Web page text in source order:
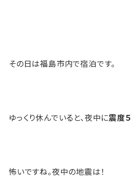
その日は福島市内で宿泊です。
ゆっくり休んでいると、夜中に震度５
怖いですね。夜中の地震は！